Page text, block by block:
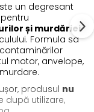
un degresant
și murdăriei
Formula sa
motor, anvelope,
produsul nu
după utilizare,